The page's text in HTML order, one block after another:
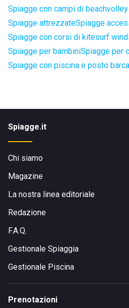
Spiagge con campi di
Spiagge attrezzateSpiagge
Spiagge con corsi di kitesurf
Spiagge per bambiniSpiagge per
Spiagge con piscina e posto barca
Spiagge.it
Chi siamo
Magazine
La nostra linea editoriale
Redazione
F.A.Q.
Gestionale Spiaggia
Gestionale Piscina
Prenotazioni